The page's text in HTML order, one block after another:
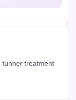
tunner treatment